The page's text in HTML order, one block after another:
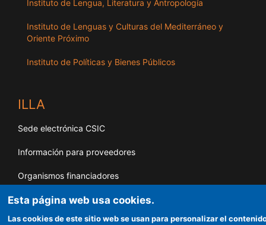
Instituto de Lengua, Literatura y Antropología
Instituto de Lenguas y Culturas del Mediterráneo y
Oriente Próximo
Instituto de Políticas y Bienes Públicos
ILLA
Sede electrónica CSIC
Información para proveedores
Organismos financiadores
Cómo llegar
Esta página web usa cookies.
Las cookies de este sitio web se usan para personalizar el